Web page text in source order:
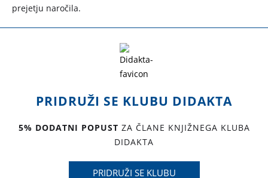
prejetju naročila.
PRIDRUŽI SE KLUBU DIDAKTA
5% DODATNI POPUST ZA ČLANE KNJIŽNEGA KLUBA
DIDAKTA
PRIDRUŽI SE KLUBU